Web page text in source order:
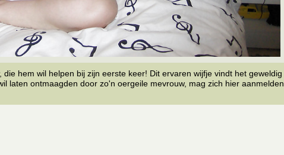
hem wil helpen bij zijn eerste keer! Dit ervaren wijfje vindt het geweldig
laten ontmaagden door zo'n oergeile mevrouw, mag zich hier aanmelden